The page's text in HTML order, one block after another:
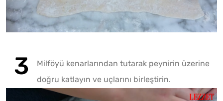
Milföyü kenarlarından tutarak peynirin üzerine
doğru katlayın ve uçlarını birleştirin.